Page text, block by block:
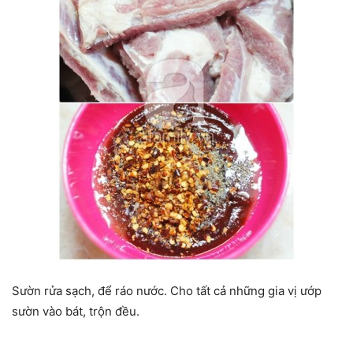
Sườn rửa sạch, để ráo nước. Cho tất cả những gia vị ướp
sườn vào bát, trộn đều.